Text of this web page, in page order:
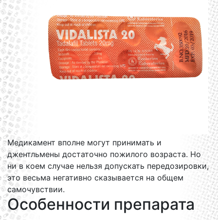
Медикамент вполне могут принимать и
джентльмены достаточно пожилого возраста. Но
ни в коем случае нельзя допускать передозировки,
это весьма негативно сказывается на общем
самочувствии.
Особенности препарата